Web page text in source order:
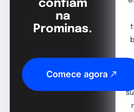
confiam
na
Prominas.
Comece agora